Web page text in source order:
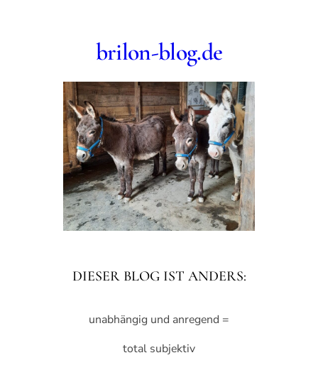
brilon-blog.de
DIESER BLOG IST ANDERS:
unabhängig und anregend =
total subjektiv